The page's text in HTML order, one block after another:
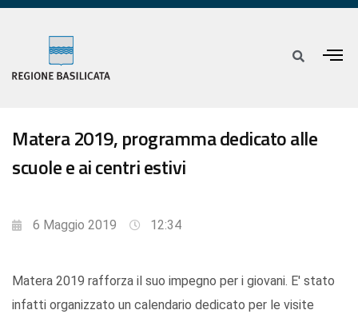
Matera 2019, programma dedicato alle
scuole e ai centri estivi
6 Maggio 2019 12:34
Matera 2019 rafforza il suo impegno per i giovani. E' stato
infatti organizzato un calendario dedicato per le visite